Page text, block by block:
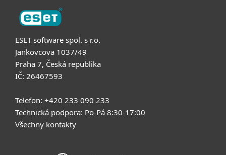
ESET software spol. s r.o.
Jankovcova 1037/49
Praha 7, Česká republika
IČ: 26467593
Telefon: +420 233 090 233
Technická podpora: Po-Pá 8:30-17:00
Všechny kontakty